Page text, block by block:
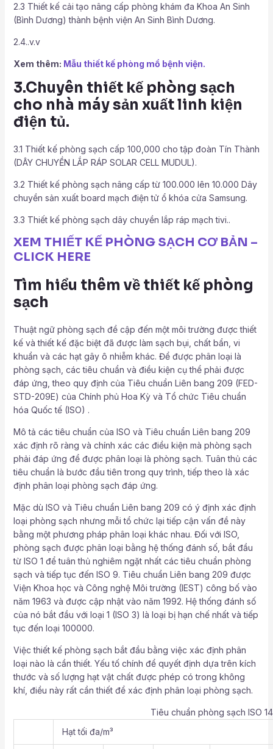
2.3 Thiết kế cải tạo nâng cấp phòng khám đa Khoa An Sinh
(Bình Dương) thành bệnh viện An Sinh Bình Dương.
2.4..v.v
Xem thêm: Mẫu thiết kế phòng mổ bệnh viện.
3.Chuyên thiết kế phòng sạch
cho nhà máy sản xuất linh kiện
điện tủ.
3.1 Thiết kế phòng sạch cấp 100,000 cho tập đoàn Tín Thành
(DÂY CHUYỀN LẮP RÁP SOLAR CELL MUDUL).
3.2 Thiết kế phòng sạch nâng cấp từ 100.000 lên 10.000 Dây
chuyền sản xuất board mạch điện tử ổ khóa cửa Samsung.
3.3 Thiết kế phòng sạch dây chuyền lắp ráp mạch tivi..
XEM THIẾT KẾ PHÒNG SẠCH CƠ BẢN –
CLICK HERE
Tìm hiểu thêm về thiết kế phòng
sạch
Thuật ngữ phòng sạch đề cập đến một môi trường được thiết
kế và thiết kế đặc biệt đã được làm sạch bụi, chất bẩn, vi
khuẩn và các hạt gây ô nhiễm khác. Để được phân loại là
phòng sạch, các tiêu chuẩn và điều kiện cụ thể phải được
đáp ứng, theo quy định của Tiêu chuẩn Liên bang 209 (FED-
STD-209E) của Chính phủ Hoa Kỳ và Tổ chức Tiêu chuẩn
hóa Quốc tế (ISO) .
Mô tả các tiêu chuẩn của ISO và Tiêu chuẩn Liên bang 209
xác định rõ ràng và chính xác các điều kiện mà phòng sạch
phải đáp ứng để được phân loại là phòng sạch. Tuân thủ các
tiêu chuẩn là bước đầu tiên trong quy trình, tiếp theo là xác
định phân loại phòng sạch đáp ứng.
Mặc dù ISO và Tiêu chuẩn Liên bang 209 có ý định xác định
loại phòng sạch nhưng mỗi tổ chức lại tiếp cận vấn đề này
bằng một phương pháp phân loại khác nhau. Đối với ISO,
phòng sạch được phân loại bằng hệ thống đánh số, bắt đầu
từ ISO 1 để tuân thủ nghiêm ngặt nhất các tiêu chuẩn phòng
sạch và tiếp tục đến ISO 9. Tiêu chuẩn Liên bang 209 được
Viện Khoa học và Công nghệ Môi trường (IEST) công bố vào
năm 1963 và được cập nhật vào năm 1992. Hệ thống đánh số
của nó bắt đầu với loại 1 (ISO 3) là loại bị hạn chế nhất và tiếp
tục đến loại 100000.
Việc thiết kế phòng sạch bắt đầu bằng việc xác định phân
loại nào là cần thiết. Yếu tố chính để quyết định dựa trên kích
thước và số lượng hạt vật chất được phép có trong không
khí, điều này rất cần thiết để xác định phân loại phòng sạch.
Tiêu chuẩn phòng sạch ISO
Hạt tối đa/m³